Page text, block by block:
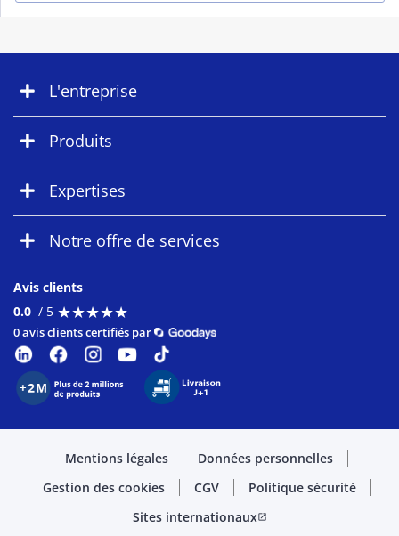
L'entreprise
Produits
Expertises
Notre offre de services
Avis clients
0.0 / 5 ★★★★★
★★★★★
0 avis clients certifiés par
Mentions légales
Données personnelles
Gestion des cookies
CGV
Politique sécurité
Sites internationauxopen_in_new